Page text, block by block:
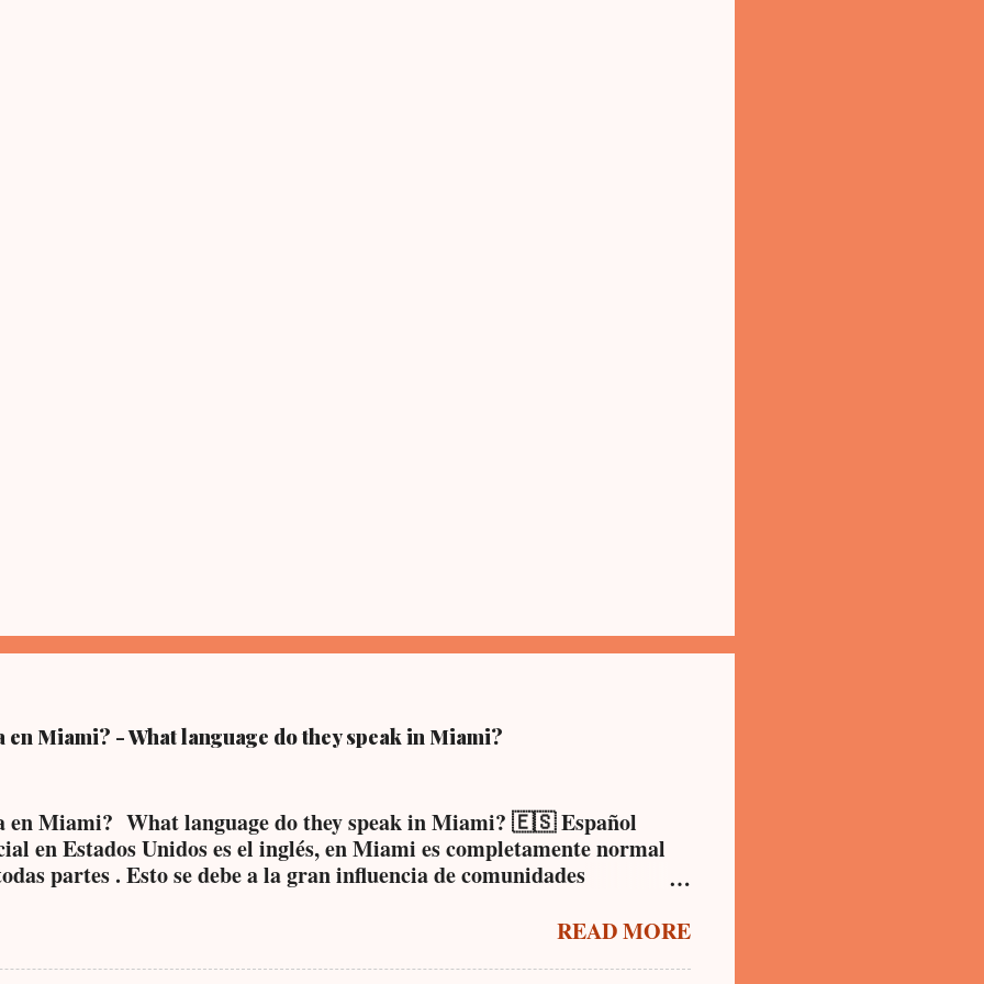
en Miami? - What language do they speak in Miami?
en Miami? What language do they speak in Miami? 🇪🇸 Español
en Estados Unidos es el inglés, en Miami es completamente normal
partes . Esto se debe a la gran influencia de comunidades
argentina y nicaragüense, entre otras. De hecho, muchos negocios,
READ MORE